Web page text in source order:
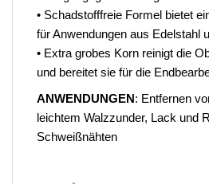
• Schadstofffreie Formel bietet
für Anwendungen aus Edelstahl
• Extra grobes Korn reinigt die
und bereitet sie für die
ANWENDUNGEN: Entfernen
leichtem Walzzunder, Lack und
Schweißnähten